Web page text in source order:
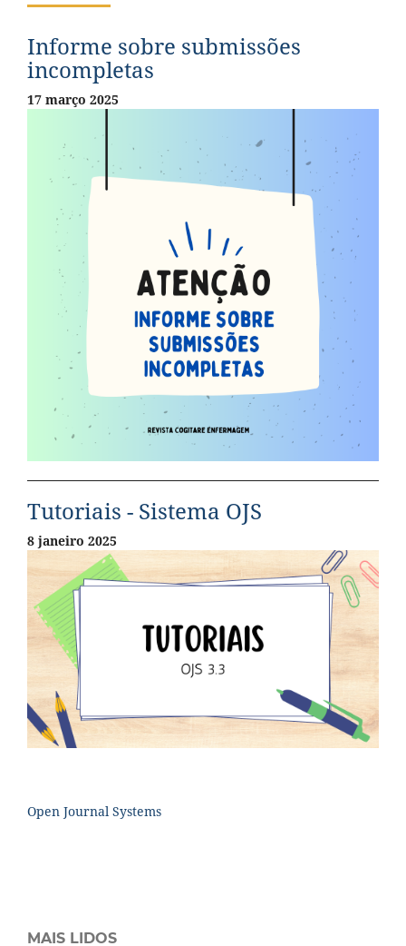
Informe sobre submissões
incompletas
17 março 2025
Tutoriais - Sistema OJS
8 janeiro 2025
Open Journal Systems
MAIS LIDOS